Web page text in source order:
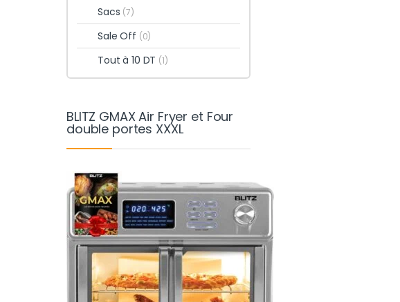
Sacs (7)
Sale Off (0)
Tout à 10 DT (1)
BLITZ GMAX Air Fryer et Four
double portes XXXL